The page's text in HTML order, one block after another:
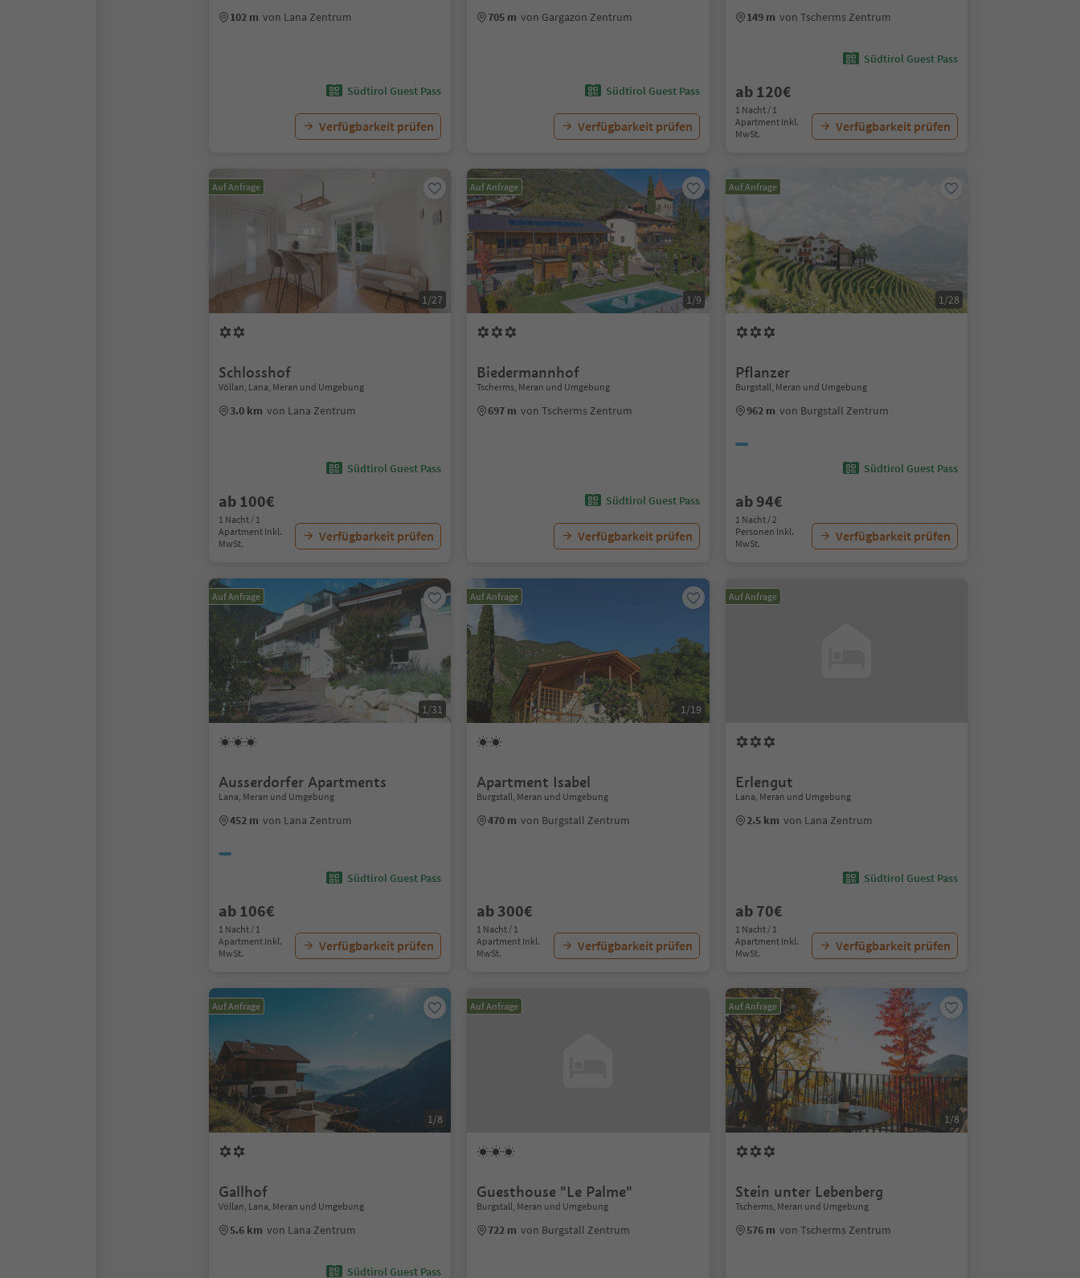
102 m von Lana Zentrum
Südtirol Guest Pass
Verfügbarkeit prüfen
705 m von Gargazon Zentrum
Südtirol Guest Pass
Verfügbarkeit prüfen
149 m von Tscherms Zentrum
Südtirol Guest Pass
ab 120€
1 Nacht / 1
Apartment Inkl.
MwSt.
Verfügbarkeit prüfen
Auf Anfrage
1/27
Schlosshof
Völlan, Lana, Meran und Umgebung
3.0 km von Lana Zentrum
Südtirol Guest Pass
ab 100€
1 Nacht / 1
Apartment Inkl.
MwSt.
Verfügbarkeit prüfen
Auf Anfrage
1/9
Biedermannhof
Tscherms, Meran und Umgebung
697 m von Tscherms Zentrum
Südtirol Guest Pass
Verfügbarkeit prüfen
Auf Anfrage
1/28
Pflanzer
Burgstall, Meran und Umgebung
962 m von Burgstall Zentrum
Südtirol Guest Pass
ab 94€
1 Nacht / 2
Personen Inkl.
MwSt.
Verfügbarkeit prüfen
Auf Anfrage
1/31
Ausserdorfer Apartments
Lana, Meran und Umgebung
452 m von Lana Zentrum
Südtirol Guest Pass
ab 106€
1 Nacht / 1
Apartment Inkl.
MwSt.
Verfügbarkeit prüfen
Auf Anfrage
1/19
Apartment Isabel
Burgstall, Meran und Umgebung
470 m von Burgstall Zentrum
ab 300€
1 Nacht / 1
Apartment Inkl.
MwSt.
Verfügbarkeit prüfen
Auf Anfrage
Erlengut
Lana, Meran und Umgebung
2.5 km von Lana Zentrum
Südtirol Guest Pass
ab 70€
1 Nacht / 1
Apartment Inkl.
MwSt.
Verfügbarkeit prüfen
Auf Anfrage
1/8
Gallhof
Völlan, Lana, Meran und Umgebung
5.6 km von Lana Zentrum
Südtirol Guest Pass
Auf Anfrage
Guesthouse "Le Palme"
Burgstall, Meran und Umgebung
722 m von Burgstall Zentrum
Auf Anfrage
1/8
Stein unter Lebenberg
Tscherms, Meran und Umgebung
576 m von Tscherms Zentrum